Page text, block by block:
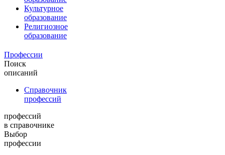
Культурное
образование
Религиозное
образование
Профессии
Поиск
описаний
Справочник
профессий
профессий
в справочнике
Выбор
профессии